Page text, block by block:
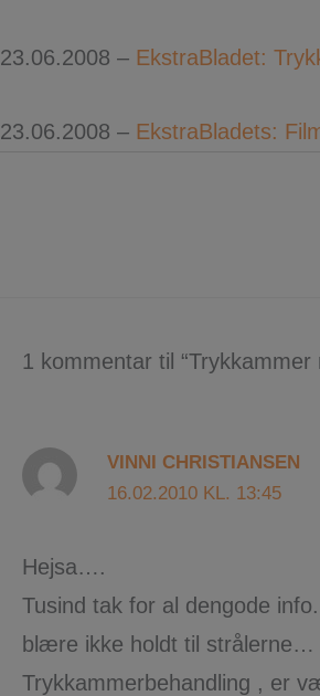
23.06.2008 – EkstraBladet:
23.06.2008 – EkstraBladets:
1 kommentar til “Trykkammer
VINNI CHRISTIANSEN
16.02.2010 KL. 13:45
Hejsa….
Tusind tak for al dengode
blære ikke holdt til strålerne…
Trykkammerbehandling , er